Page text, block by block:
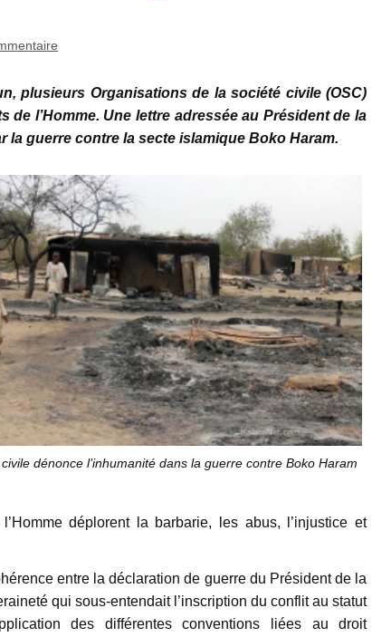
plusieurs Organisations de la société civile (OSC)
l’Homme. Une lettre adressée au Président de la
guerre contre la secte islamique Boko Haram.
dénonce l’inhumanité dans la guerre contre Boko Haram
déplorent la barbarie, les abus, l’injustice et
entre la déclaration de guerre du Président de la
qui sous-entendait l’inscription du conflit au statut
des différentes conventions liées au droit